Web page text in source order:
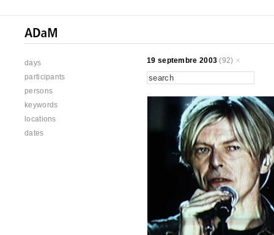
days
participants
persons
keywords
locations
dates
19 septembre 2003 (92)